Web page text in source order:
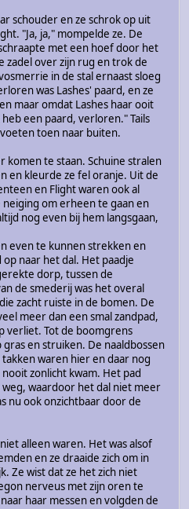
schouder en ze schrok op uit
"Ja, ja," mompelde ze. De
met een hoef door het
zadel over zijn rug en trok de
in de stal ernaast sloeg
was Lashes' paard, en ze
maar omdat Lashes haar ooit
een paard, verloren." Tails
toen naar buiten.
komen te staan. Schuine stralen
en kleurde ze fel oranje. Uit de
en Flight waren ook al
om erheen te gaan en
nog even bij hem langsgaan,
even te kunnen strekken en
naar het dal. Het paadje
dorp, tussen de
de smederij was het overal
zacht ruiste in de bomen. De
meer dan een smal zandpad,
verliet. Tot de boomgrens
en struiken. De naaldbossen
waren hier en daar nog
zonlicht kwam. Het pad
waardoor het dal niet meer
nu ook onzichtbaar door de
alleen waren. Het was alsof
en ze draaide zich om in
Ze wist dat ze het zich niet
nerveus met zijn oren te
haar messen en volgden de